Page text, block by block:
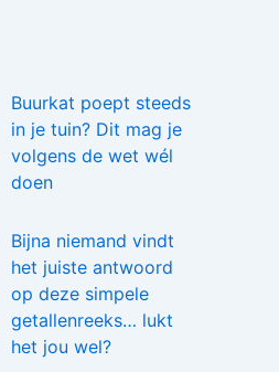
Buurkat poept steeds
in je tuin? Dit mag je
volgens de wet wél
doen
Bijna niemand vindt
het juiste antwoord
op deze simpele
getallenreeks… lukt
het jou wel?